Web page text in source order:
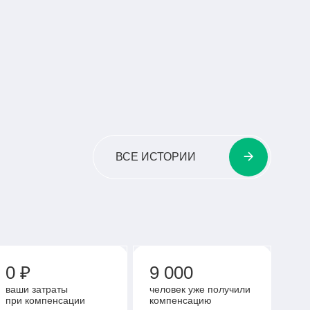
ВСЕ ИСТОРИИ
0 ₽
ваши затраты
при компенсации
9 000
человек уже получили
компенсацию